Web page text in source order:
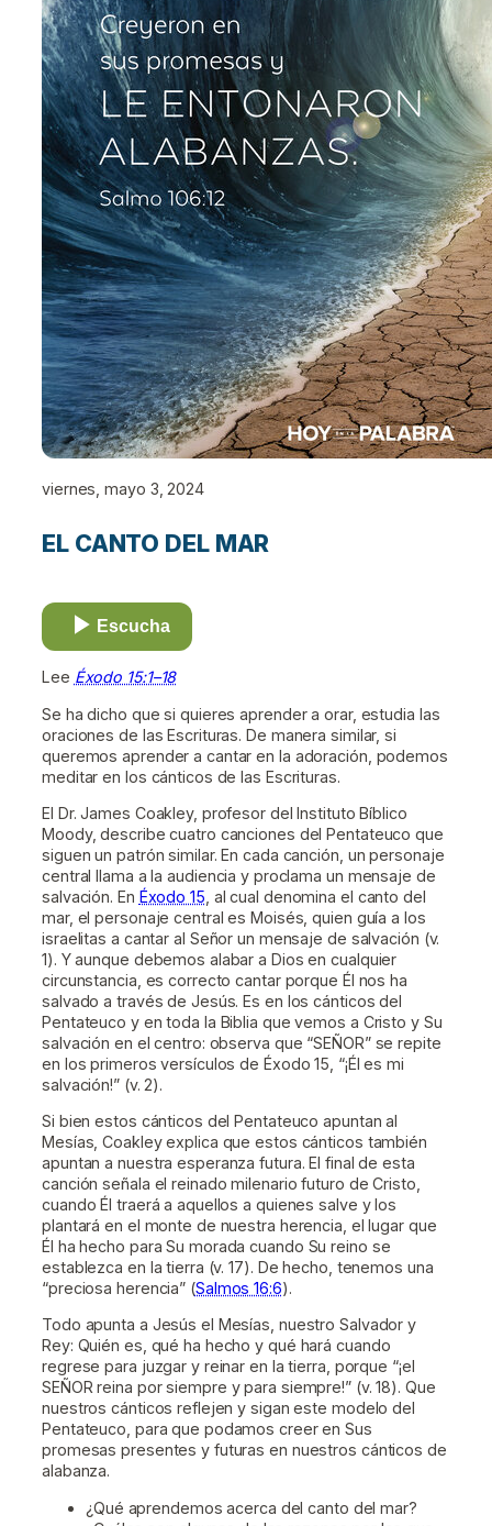
viernes, mayo 3, 2024
EL CANTO DEL MAR
Escucha
Lee Éxodo 15:1–18
Se ha dicho que si quieres aprender a orar, estudia las
oraciones de las Escrituras. De manera similar, si
queremos aprender a cantar en la adoración, podemos
meditar en los cánticos de las Escrituras.
El Dr. James Coakley, profesor del Instituto Bíblico
Moody, describe cuatro canciones del Pentateuco que
siguen un patrón similar. En cada canción, un personaje
central llama a la audiencia y proclama un mensaje de
salvación. En Éxodo 15 , al cual denomina el canto del
mar, el personaje central es Moisés, quien guía a los
israelitas a cantar al Señor un mensaje de salvación (v.
1). Y aunque debemos alabar a Dios en cualquier
circunstancia, es correcto cantar porque Él nos ha
salvado a través de Jesús. Es en los cánticos del
Pentateuco y en toda la Biblia que vemos a Cristo y Su
salvación en el centro: observa que “SEÑOR” se repite
en los primeros versículos de Éxodo 15, “¡Él es mi
salvación!” (v. 2).
Si bien estos cánticos del Pentateuco apuntan al
Mesías, Coakley explica que estos cánticos también
apuntan a nuestra esperanza futura. El final de esta
canción señala el reinado milenario futuro de Cristo,
cuando Él traerá a aquellos a quienes salve y los
plantará en el monte de nuestra herencia, el lugar que
Él ha hecho para Su morada cuando Su reino se
establezca en la tierra (v. 17). De hecho, tenemos una
“preciosa herencia” (Salmos 16:6).
Todo apunta a Jesús el Mesías, nuestro Salvador y
Rey: Quién es, qué ha hecho y qué hará cuando
regrese para juzgar y reinar en la tierra, porque “¡el
SEÑOR reina por siempre y para siempre!” (v. 18). Que
nuestros cánticos reflejen y sigan este modelo del
Pentateuco, para que podamos creer en Sus
promesas presentes y futuras en nuestros cánticos de
alabanza.
¿Qué aprendemos acerca del canto del mar?